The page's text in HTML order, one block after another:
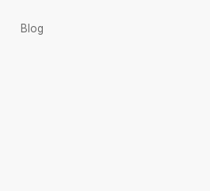
Blog